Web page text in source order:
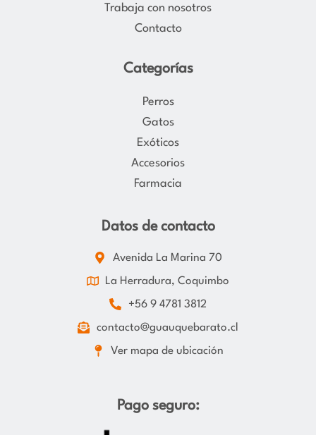
Trabaja con nosotros
Contacto
Categorías
Perros
Gatos
Exóticos
Accesorios
Farmacia
Datos de contacto
Avenida La Marina 70
La Herradura, Coquimbo
+56 9 4781 3812
contacto@guauquebarato.cl
Ver mapa de ubicación
Pago seguro: